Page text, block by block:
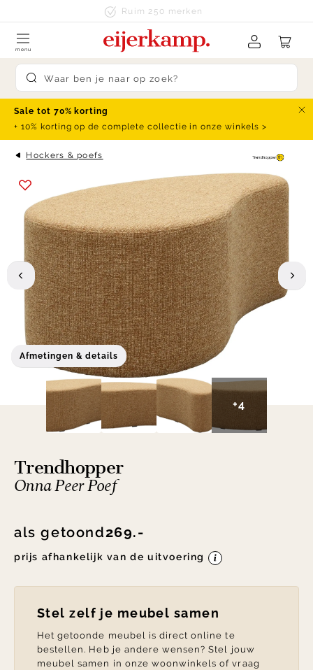
Ruim 250 merken
Submit search
menu
Sale tot 70% korting
+ 10% korting op de complete collectie in onze winkels >
Hockers & poefs
Afmetingen & details
+4
Trendhopper
Onna Peer Poef
als getoond269.-
prijs afhankelijk van de uitvoering
Stel zelf je meubel samen
Het getoonde meubel is direct online te
bestellen. Heb je andere wensen? Stel jouw
meubel samen in onze woonwinkels of vraag